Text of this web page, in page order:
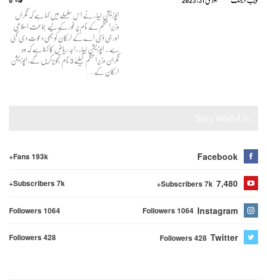
اپوزیشن لیڈر نے اس سلسلے میں کہا ہے کہ نگراں
وزیراعظم کے نام پر غور کے لیے جماعت اسلامی
اور جی ڈی اے کے ارکان کو بھی دعوت دی گئی
ہے۔ اپوزیشن لیڈر راجہ ریاض کا کہنا ہے کہ وہ
نگران وزیراعظم کیلئے 3 نام تجویز کریں گے، اپوزیشن
ارکان کے…
Facebook
Fans 193k+
7,480
Subscribers 7k+
Subscribers 7k+
Instagram
Followers 1064
Followers 1064
Twitter
Followers 428
Followers 428